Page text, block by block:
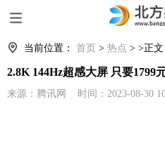
当前位置： 首页 > 热点 > >正文
2.8K 144Hz超感大屏 只要1799
来源：腾讯网 时间：2023-08-30